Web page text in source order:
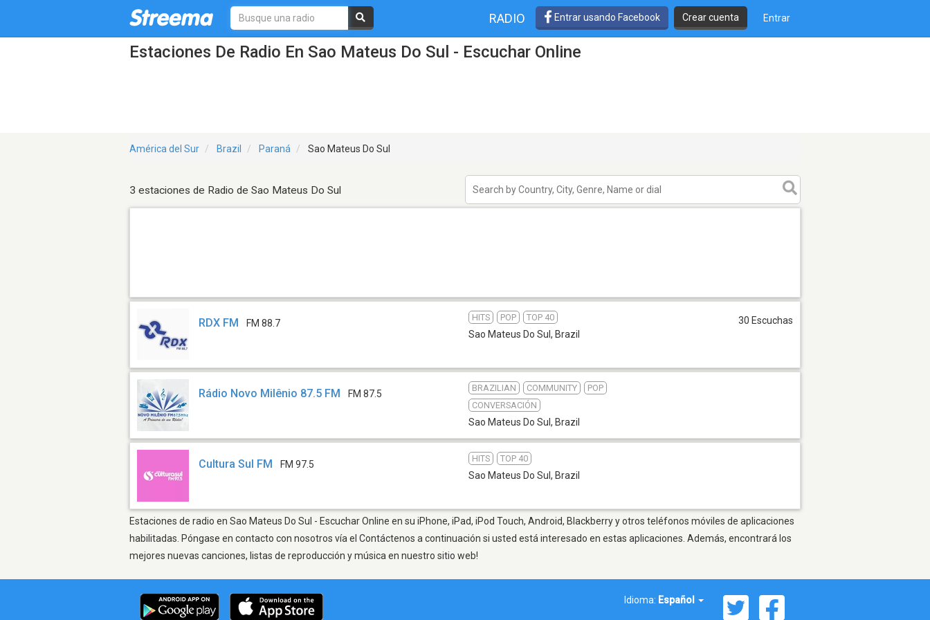
RADIO Entrar usando Facebook Crear cuenta Entrar
Estaciones De Radio En Sao Mateus Do Sul - Escuchar Online
América del Sur Brazil Paraná Sao Mateus Do Sul
3 estaciones de Radio de Sao Mateus Do Sul
RDX FM FM 88.7
HITS POP TOP 40
Sao Mateus Do Sul , Brazil
30 Escuchas
Rádio Novo Milênio 87.5 FM FM 87.5
BRAZILIAN COMMUNITY
POP
CONVERSACIÓN
Sao Mateus Do Sul , Brazil
Cultura Sul FM FM 97.5
HITS TOP 40
Sao Mateus Do Sul , Brazil
Estaciones de radio en Sao Mateus Do Sul - Escuchar Online en su iPhone, iPad, iPod Touch, Android, Blackberry y otros teléfonos móviles de aplicaciones
habilitadas. Póngase en contacto con nosotros vía el Contáctenos a continuación si usted está interesado en estas aplicaciones. Además, encontrará los
mejores nuevas canciones, listas de reproducción y música en nuestro sitio web!
Idioma: Español